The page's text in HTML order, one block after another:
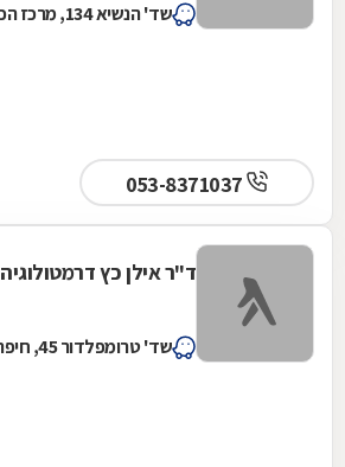
שד' הנשיא 134, מרכז הכרמל חיפה
ד"ר אילן כץ דרמטולוגיה
שד' טרומפלדור 45, חיפה